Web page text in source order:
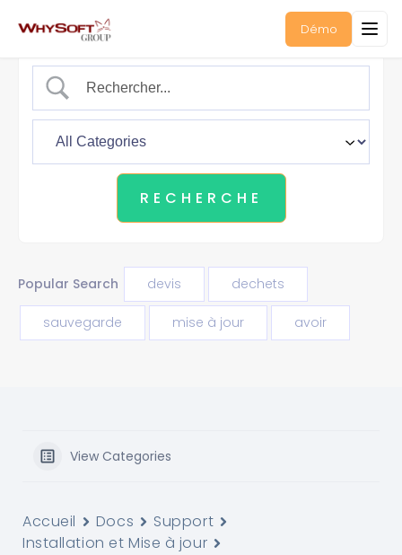
Démo
Popular Search devis dechets
sauvegarde mise à jour avoir
View Categories
Accueil Docs
Support
Installation et Mise à jour